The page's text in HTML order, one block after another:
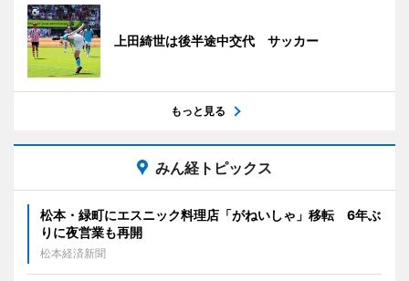
上田綺世は後半途中交代 サッカー
もっと見る
みん経トピックス
松本・緑町にエスニック料理店「がねいしゃ」移転 6年ぶ
りに夜営業も再開
松本経済新聞